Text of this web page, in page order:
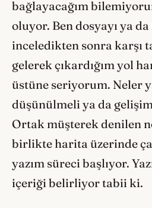
bağlayacağım
oluyor. Ben dosyayı ya
inceledikten sonra karşı
gelerek çıkardığım yol
üstüne seriyorum. Neler
düşünülmeli ya da
Ortak müşterek denilen
birlikte harita üzerinde
yazım süreci başlıyor.
içeriği belirliyor tabii ki.